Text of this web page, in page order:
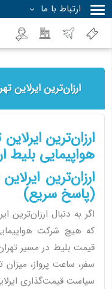
ارتباط با ما
ارزان‌ترین
هواپیمایی بلیط
ارزان‌ترین
(پاسخ سریع)
اگر به دنبال ارزان‌ترین
که هیچ شرکت
قیمت بلیط در مسیر
سفر، ساعت پرواز،
سیاست قیمت‌گذاری